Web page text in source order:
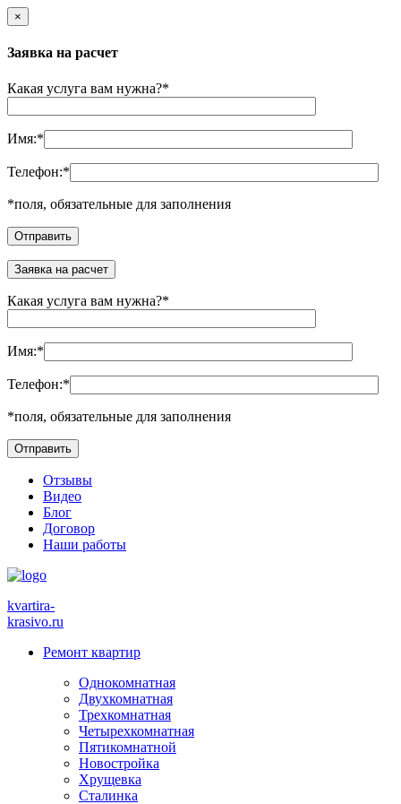
×
Заявка на расчет
Какая услуга вам нужна?*
Имя:*
Телефон:*
*поля, обязательные для заполнения
Заявка на расчет
Какая услуга вам нужна?*
Имя:*
Телефон:*
*поля, обязательные для заполнения
Отзывы
Видео
Блог
Договор
Наши работы
kvartira-
krasivo.ru
Ремонт квартир
Однокомнатная
Двухкомнатная
Трехкомнатная
Четырехкомнатная
Пятикомнатной
Новостройка
Хрущевка
Сталинка